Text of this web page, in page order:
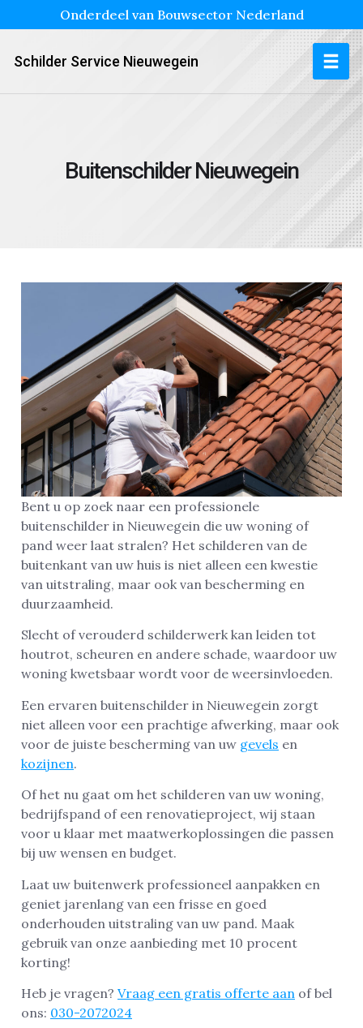
Onderdeel van Bouwsector Nederland
Schilder Service Nieuwegein
Buitenschilder Nieuwegein
Bent u op zoek naar een professionele
buitenschilder in Nieuwegein die uw woning of
pand weer laat stralen? Het schilderen van de
buitenkant van uw huis is niet alleen een kwestie
van uitstraling, maar ook van bescherming en
duurzaamheid.
Slecht of verouderd schilderwerk kan leiden tot
houtrot, scheuren en andere schade, waardoor uw
woning kwetsbaar wordt voor de weersinvloeden.
Een ervaren buitenschilder in Nieuwegein zorgt
niet alleen voor een prachtige afwerking, maar ook
voor de juiste bescherming van uw gevels en
kozijnen.
Of het nu gaat om het schilderen van uw woning,
bedrijfspand of een renovatieproject, wij staan
voor u klaar met maatwerkoplossingen die passen
bij uw wensen en budget.
Laat uw buitenwerk professioneel aanpakken en
geniet jarenlang van een frisse en goed
onderhouden uitstraling van uw pand. Maak
gebruik van onze aanbieding met 10 procent
korting!
Heb je vragen? Vraag een gratis offerte aan of bel
ons: 030-2072024